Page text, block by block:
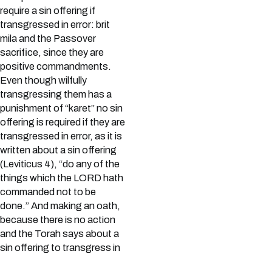
require a sin offering if
transgressed in error: brit
mila and the Passover
sacrifice, since they are
positive commandments.
Even though wilfully
transgressing them has a
punishment of “karet” no sin
offering is required if they are
transgressed in error, as it is
written about a sin offering
(Leviticus 4), “do any of the
things which the LORD hath
commanded not to be
done.” And making an oath,
because there is no action
and the Torah says about a
sin offering to transgress in